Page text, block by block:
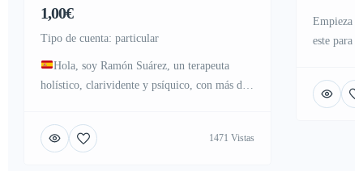
1,00€
tipo de cuenta: particular
Hola, soy Ramón Suárez, un terapeuta
holístico, clarividente y psíquico, con más de
acompañando a las personas hacia su bienestar,
( informese de mi buscando en Internet, en
1471 Vistas
Empieza
este para